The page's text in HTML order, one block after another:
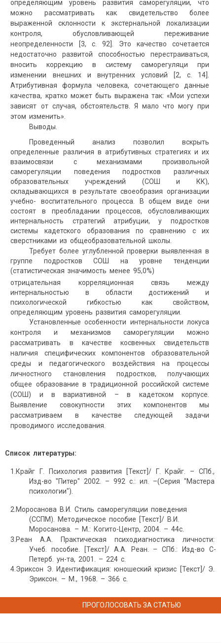
определяющим уровень развития саморегуляции, что
можно рассматривать как свидетельство более
выраженной склонности к экстернальной локализации
контроля, обусловливающей переживание
неопределенности [3, с. 92]. Это качество сочетается
недостаточно развитой способностью перестраиваться,
вносить коррекцию в систему саморегуляци при
изменении внешних и внутренних условий [2, с. 14].
Атрибутивная формула человека, сочетающего данные
качества, кратко может быть выражена так: «Мои успехи
зависят от случая, обстоятельств. Я мало что могу при
этом изменить».
Выводы.
Проведенный анализ позволил вскрыть
определенные различия в атрибутивных стратегиях и их
взаимосвязи с механизмами произвольной
саморегуляции поведения подростков различных
образовательных учреждений (СОШ и КК),
складывающихся в результате своеобразия организации
учебно- воспитательного процесса. В общем виде они
состоят в преобладании процессов, обусловливающих
интернальность стратегий атрибуции, у подростков
системы кадетского образования по сравнению с их
сверстниками из общеобразовательной школы.
Требует более углубленной проверки выявленная в
группе подростков СОШ на уровне тенденции
(статистическая значимость менее 95,0%)
отрицательная корреляционная связь между
интернальностью в области достижений и
психологической гибкостью как свойством,
определяющим уровень развития саморегуляции.
Установленные особенности интернальности локуса
контроля и механизмов саморегуляции можно
рассматривать в качестве косвенных свидетельств
наличия специфических компонентов образовательной
среды и педагогического воздействия на процессы
личностного становления подростков, получающих
общее образование в традиционной российской системе
(СОШ) и в вариативной – в кадетском корпусе.
Выявление совокупности этих компонентов мы
рассматриваем в качестве следующей задачи
проводимого исследования.
Список литературы:
1.Крайг Г. Психология развития [Текст]/ Г. Крайг. – СПб.,
Изд-во "Питер" 2002. – 992 с.: ил. –(Серия "Мастера
психологии").
2.Моросанова В.И. Стиль саморегуляции поведения
(ССПМ). Методическое пособие [Текст]/ В.И.
Моросанова. – М.: Когито-Центр, 2004. – 44с.
3.Реан А.А. Практическая психодиагностика личности:
Учеб. пособие. [Текст]/ А.А. Реан. – СПб.: Изд-во С-
Петерб. ун-та, 2001. – 224 с.
4.Эриксон Э. Идентификация: юношеский кризис [Текст]/ Э.
Эриксон. – М., 1968. – 366 с.
ПРОГОЛОСОВАТЬ ЗА СТАТЬЮ